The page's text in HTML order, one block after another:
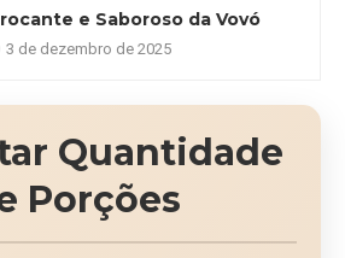
e Saboroso da Vovó
3 de dezembro de 2025
Quantidade
Porções